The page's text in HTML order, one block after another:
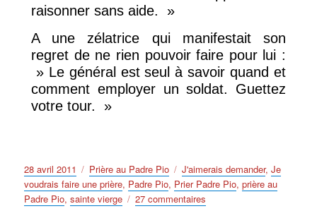
raisonner sans aide. »
A une zélatrice qui manifestait son
regret de ne rien pouvoir faire pour lui :
» Le général est seul à savoir quand et
comment employer un soldat. Guettez
votre tour. »
Publié
le
28 avril 2011 Catégories
Prière au Padre Pio Étiquettes
J'aimerais demander,Je
voudrais faire une prière, Padre Pio, Prier Padre Pio,prière au
Padre Pio,sainte vierge 27 commentaires